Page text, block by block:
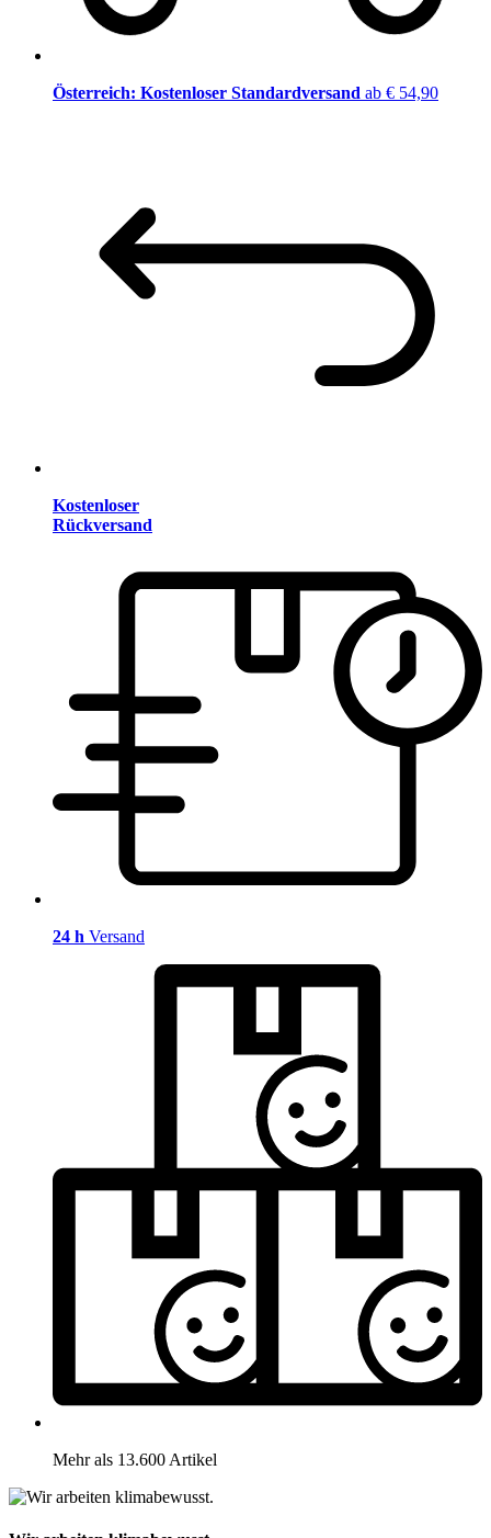
Österreich: Kostenloser Standardversand ab € 54,90
Kostenloser
Rückversand
24 h Versand
Mehr als 13.600 Artikel